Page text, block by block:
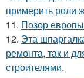
примерить роли
11. Позор
12. Эта
ремонта, так и
строителями.